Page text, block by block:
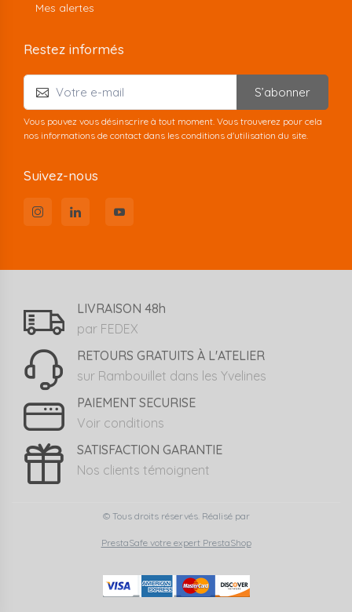
Mes alertes
Restez informés
S’abonner
Vous pouvez vous désinscrire à tout moment. Vous trouverez pour cela
nos informations de contact dans les conditions d'utilisation du site.
Suivez-nous
LIVRAISON 48h
par FEDEX
RETOURS GRATUITS À L'ATELIER
sur Rambouillet dans les Yvelines
PAIEMENT SECURISE
Voir conditions
SATISFACTION GARANTIE
Nos clients témoignent
© Tous droits réservés. Réalisé par
PrestaSafe votre expert PrestaShop